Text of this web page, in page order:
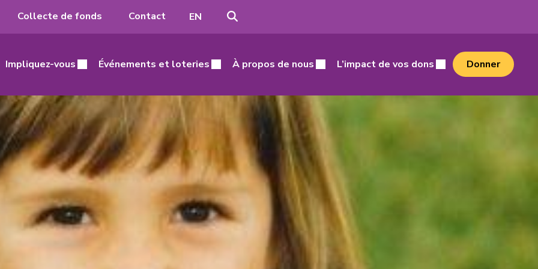
Collecte de fonds Contact ENPasser
l'anglais
Impliquez-vous Événements et loteries À propos de nous L’impact de vos dons Donner